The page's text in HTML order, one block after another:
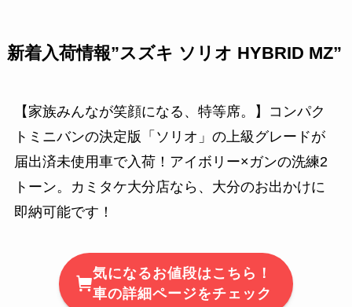
新着入荷情報”スズキ ソリオ HYBRID MZ”
【家族みんなが笑顔になる、特等席。】コンパク
トミニバンの決定版「ソリオ」の上級グレードが
届出済未使用車で入荷！アイボリー×ガンの洗練2
トーン。カミタケ大分店なら、大分のお出かけに
即納可能です！
気になるお値段はこちら！
車の詳細ページをチェック